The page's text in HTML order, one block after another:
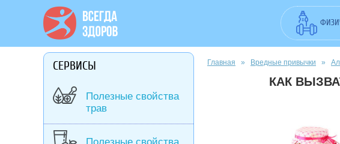
Вы здесь
Главная » Вредные привычки »
КАК
СЕРВИСЫ
Полезные свойства
трав